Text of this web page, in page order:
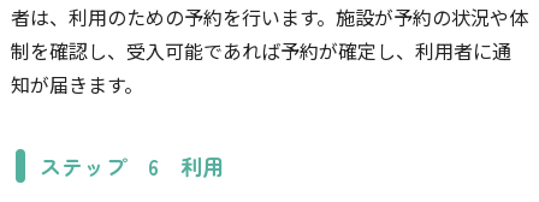
者は、利用のための予約を行います。施設が予約の状況や体
制を確認し、受入可能であれば予約が確定し、利用者に通
知が届きます。
ステップ 6 利用